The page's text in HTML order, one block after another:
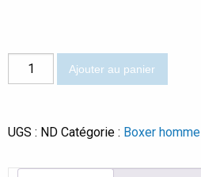
quantité
de
Ajouter au panier
UGS : ND Catégorie : Boxer homme